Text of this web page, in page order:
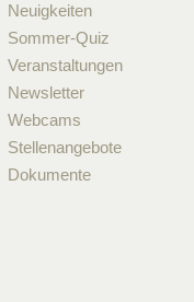
Neuigkeiten
Sommer-Quiz
Veranstaltungen
Newsletter
Webcams
Stellenangebote
Dokumente